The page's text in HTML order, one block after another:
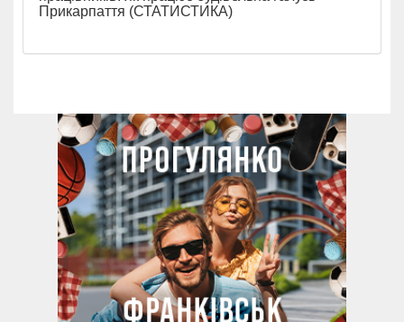
Прикарпаття (СТАТИСТИКА)